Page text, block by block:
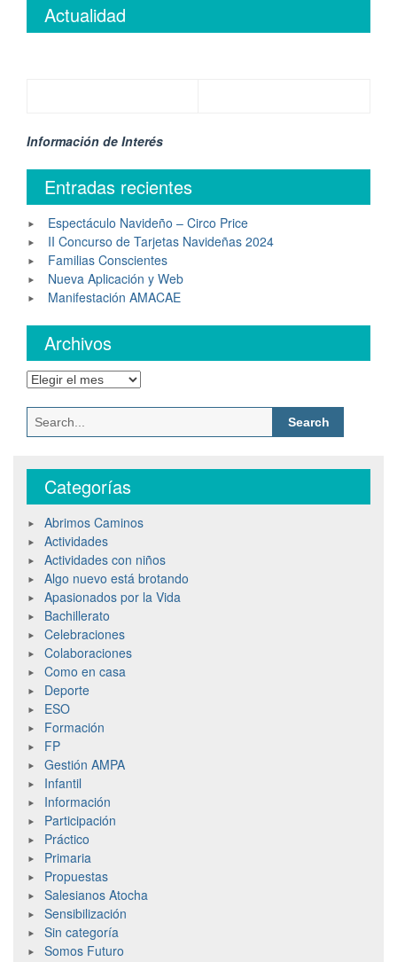
Actualidad
Información de Interés
Entradas recientes
Espectáculo Navideño – Circo Price
II Concurso de Tarjetas Navideñas 2024
Familias Conscientes
Nueva Aplicación y Web
Manifestación AMACAE
Archivos
Categorías
Abrimos Caminos
Actividades
Actividades con niños
Algo nuevo está brotando
Apasionados por la Vida
Bachillerato
Celebraciones
Colaboraciones
Como en casa
Deporte
ESO
Formación
FP
Gestión AMPA
Infantil
Información
Participación
Práctico
Primaria
Propuestas
Salesianos Atocha
Sensibilización
Sin categoría
Somos Futuro